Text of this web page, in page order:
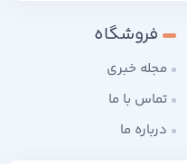
فروشگاه
مجله خبری
تماس با ما
درباره ما